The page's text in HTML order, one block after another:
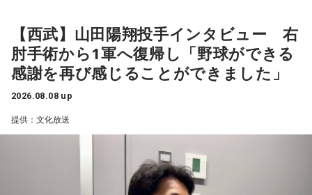
ているんだ。メンバーは違うかもしれないけれど、日本は力
があるんだぞ」と言って、油断しないように警戒させる。そ
して、「お前ら、（日本選手が）こんなことを言ってるぞ」
と塩貝選手のコメントを（起爆剤として）使うことが可能な
しないほうが良かったなと僕は思っています。
とはいえ、塩貝選手とはW杯が終わったときに違うところで
会いましたけど、本当に純粋なんですよ。全然悪気がないと
いうか。ただ、プロの選手としてそこまで考えてコメントす
るべきだったかなとは思います。
――過去2年の苦労は昨シーズンに活きていたということです
ね。
山田「活きていると思います。ウエイトトレーニングなどで
身体作りができたと思うので、結果を出さないといけないと
ころで出せたというのはよかったと思います」
――2月の南郷キャンプ終盤で右肘痛が発覚した時の心境を教
山田「痛かったですし、手術のタイミングはすごく悩んだの
【西武】山田陽翔投手インタビュー 右
肘手術から1軍へ復帰し「野球ができる
感謝を再び感じることができました」
2026.08.08 up
提供：文化放送